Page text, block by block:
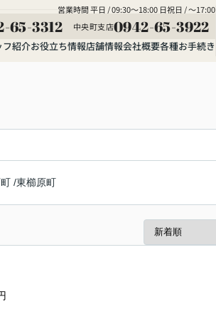
営業時間 平日 / 09:30～18:00 日祝日 / ～17:00
65-3312 中央町支店0942-65-3922
フ紹介お役立ち情報店舗情報会社概要各種お手続き
/東櫛原町